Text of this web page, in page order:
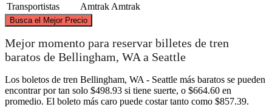
Transportistas
Amtrak Amtrak
Busca el Mejor Precio
©
Mejor momento para reservar billetes de tren
baratos de Bellingham, WA a Seattle
Los boletos de tren Bellingham, WA - Seattle más baratos se pueden
encontrar por tan solo $498.93 si tiene suerte, o $664.60 en
promedio. El boleto más caro puede costar tanto como $857.39.